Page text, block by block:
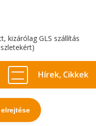
kizárólag GLS szállítás
Hírek, Cikkek